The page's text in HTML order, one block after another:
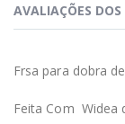
AVALIAÇÕES DOS
Frsa para dobra
Feita Com Widea